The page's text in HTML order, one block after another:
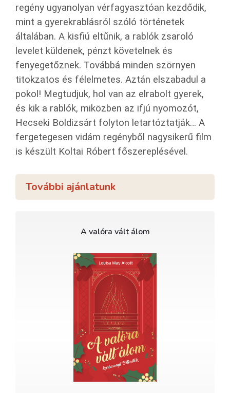
regény ugyanolyan vérfagyasztóan kezdődik,
mint a gyerekrablásról szóló történetek
általában. A kisfiú eltűnik, a rablók zsaroló
levelet küldenek, pénzt követelnek és
fenyegetőznek. Továbbá minden szörnyen
titokzatos és félelmetes. Aztán elszabadul a
pokol! Megtudjuk, hol van az elrabolt gyerek,
és kik a rablók, miközben az ifjú nyomozót,
Hecseki Boldizsárt folyton letartóztatják… A
fergetegesen vidám regényből nagysikerű film
is készült Koltai Róbert főszereplésével.
További ajánlatunk
A valóra vált álom